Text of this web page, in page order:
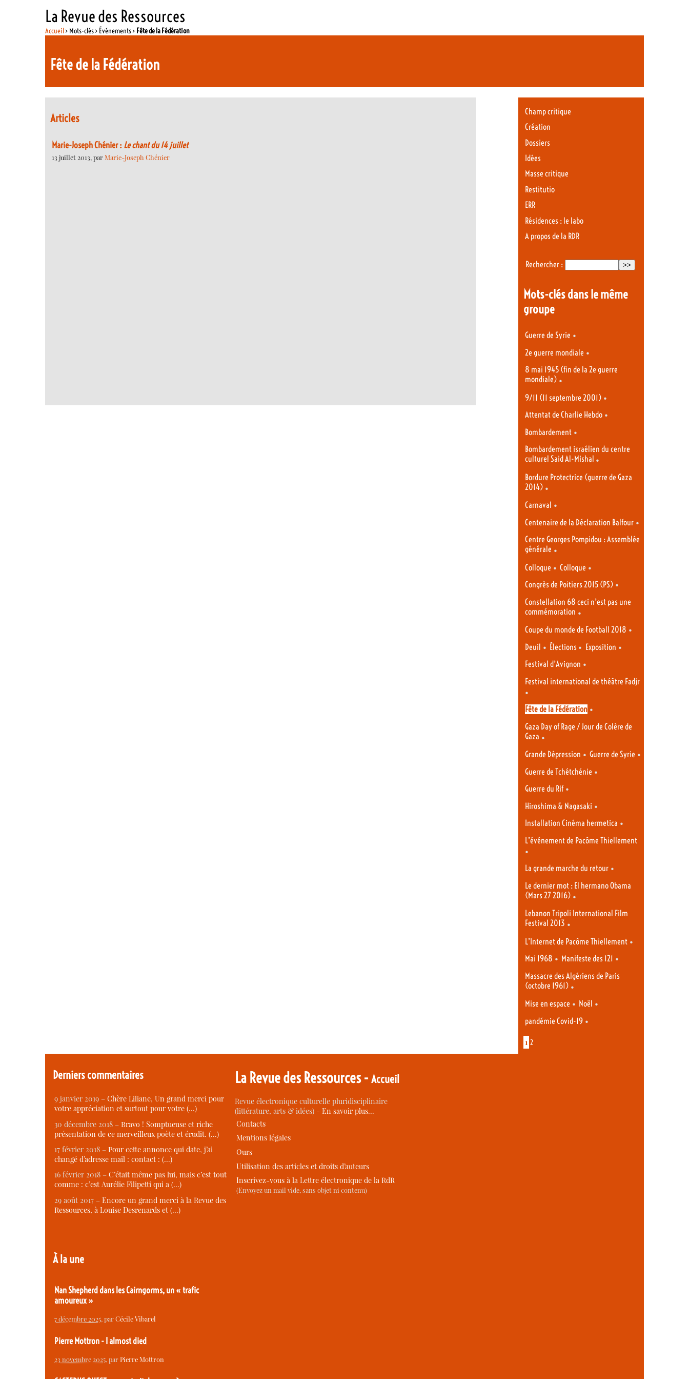
La Revue des Ressources
Accueil> Mots-clés > Événements > Fête de la Fédération
Fête de la Fédération
Articles
Marie-Joseph Chénier : Le chant du 14 juillet
13 juillet 2013, parMarie-Joseph Chénier
Champ critique
Création
Dossiers
Idées
Masse critique
Restitutio
ERR
Résidences : le labo
A propos de la RDR
Rechercher :
Mots-clés dans le même
groupe
Guerre de Syrie •
2e guerre mondiale •
8 mai 1945 (fin de la 2e guerre
mondiale) •
9/11 (11 septembre 2001) •
Attentat de Charlie Hebdo •
Bombardement •
Bombardement israélien du centre
culturel Said Al-Mishal •
Bordure Protectrice (guerre de Gaza
2014) •
Carnaval •
Centenaire de la Déclaration Balfour •
Centre Georges Pompidou : Assemblée
générale •
Colloque • Colloque •
Congrès de Poitiers 2015 (PS) •
Constellation 68 ceci n’est pas une
commémoration •
Coupe du monde de Football 2018 •
Deuil • Élections • Exposition •
Festival d’Avignon •
Festival international de théâtre Fadjr
•
Fête de la Fédération •
Gaza Day of Rage / Jour de Colère de
Gaza •
Grande Dépression • Guerre de Syrie •
Guerre de Tchétchénie •
Guerre du Rif •
Hiroshima & Nagasaki •
Installation Cinéma hermetica •
L’événement de Pacôme Thiellement
•
La grande marche du retour •
Le dernier mot : El hermano Obama
(Mars 27 2016) •
Lebanon Tripoli International Film
Festival 2013 •
L’Internet de Pacôme Thiellement •
Mai 1968 • Manifeste des 121 •
Massacre des Algériens de Paris
(octobre 1961) •
Mise en espace • Noël •
pandémie Covid-19 •
1 2
Derniers commentaires
9 janvier 2019 – Chère Liliane, Un grand merci pour
votre appréciation et surtout pour votre (…)
30 décembre 2018 – Bravo ! Somptueuse et riche
présentation de ce merveilleux poète et érudit. (…)
17 février 2018 – Pour cette annonce qui date, j’ai
changé d’adresse mail : contact : (…)
16 février 2018 – C’était même pas lui, mais c’est tout
comme : c’est Aurélie Filipetti qui a (…)
29 août 2017 – Encore un grand merci à la Revue des
Ressources, à Louise Desrenards et (…)
À la une
Nan Shepherd dans les Cairngorms, un « trafic
amoureux »
7 décembre 2025, parCécile Vibarel
Pierre Mottron - I almost died
23 novembre 2025, parPierre Mottron
La Revue des Ressources -Accueil
Revue électronique culturelle pluridisciplinaire
(littérature, arts & idées) -En savoir plus…
Contacts
Mentions légales
Ours
Utilisation des articles et droits d’auteurs
Inscrivez-vous à la Lettre électronique de la RdR
(Envoyez un mail vide, sans objet ni contenu)